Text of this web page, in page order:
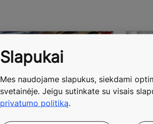
Slapukai
Mes naudojame slapukus, siekdami
svetainėje. Jeigu sutinkate su visais
privatumo politiką.